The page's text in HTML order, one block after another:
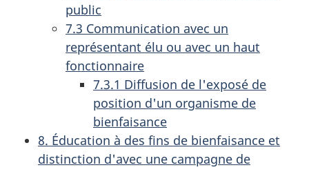
public
7.3 Communication avec un
représentant élu ou avec un haut
fonctionnaire
7.3.1 Diffusion de l'exposé de
position d'un organisme de
bienfaisance
8. Éducation à des fins de bienfaisance et
distinction d'avec une campagne de